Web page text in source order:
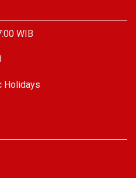
WIB
Holidays